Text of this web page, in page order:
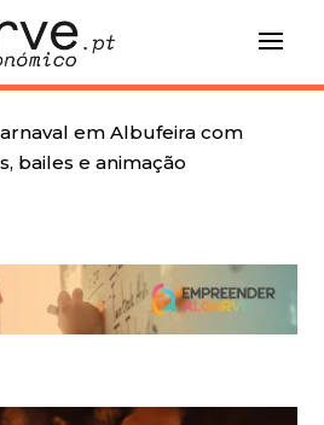
em Albufeira com
bailes e animação